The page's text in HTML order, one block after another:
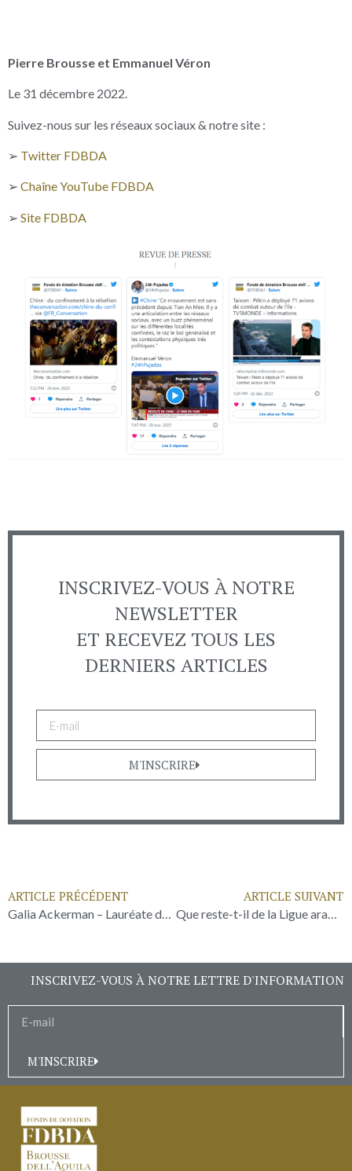
Pierre Brousse et Emmanuel Véron
Le 31 décembre 2022.
Suivez-nous sur les réseaux sociaux & notre site :
➢ Twitter FDBDA
➢ Chaîne YouTube FDBDA
➢ Site FDBDA
INSCRIVEZ-VOUS À NOTRE
NEWSLETTER
ET RECEVEZ TOUS LES
DERNIERS ARTICLES
M'INSCRIRE
ARTICLE PRÉCÉDENT
Galia Ackerman – Lauréate du Grand Prix FDBDA 2022
ARTICLE SUIVANT
Que reste-t-il de la Ligue arabe ?
INSCRIVEZ-VOUS À NOTRE LETTRE D'INFORMATION
M'INSCRIRE